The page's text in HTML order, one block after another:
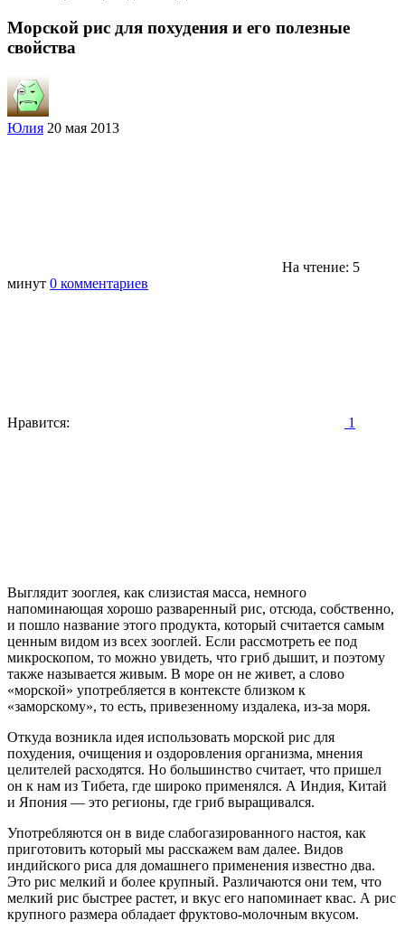
Морской рис для похудения и его полезные
свойства
Юлия 20 мая 2013
На чтение: 5
минут 0 комментариев
Нравится: 1
Выглядит зооглея, как слизистая масса, немного
напоминающая хорошо разваренный рис, отсюда, собственно,
и пошло название этого продукта, который считается самым
ценным видом из всех зооглей. Если рассмотреть ее под
микроскопом, то можно увидеть, что гриб дышит, и поэтому
также называется живым. В море он не живет, а слово
«морской» употребляется в контексте близком к
«заморскому», то есть, привезенному издалека, из-за моря.
Откуда возникла идея использовать морской рис для
похудения, очищения и оздоровления организма, мнения
целителей расходятся. Но большинство считает, что пришел
он к нам из Тибета, где широко применялся. А Индия, Китай
и Япония — это регионы, где гриб выращивался.
Употребляются он в виде слабогазированного настоя, как
приготовить который мы расскажем вам далее. Видов
индийского риса для домашнего применения известно два.
Это рис мелкий и более крупный. Различаются они тем, что
мелкий рис быстрее растет, и вкус его напоминает квас. А рис
крупного размера обладает фруктово-молочным вкусом.